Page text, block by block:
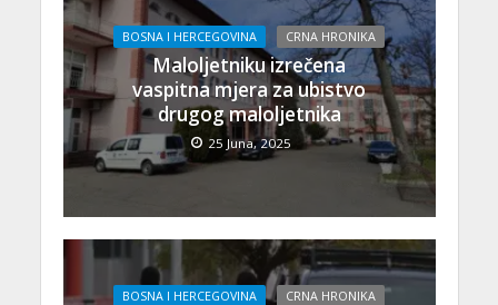
BOSNA I HERCEGOVINA CRNA HRONIKA
Maloljetniku izrečena
vaspitna mjera za ubistvo
drugog maloljetnika
25 Juna, 2025
BOSNA I HERCEGOVINA CRNA HRONIKA